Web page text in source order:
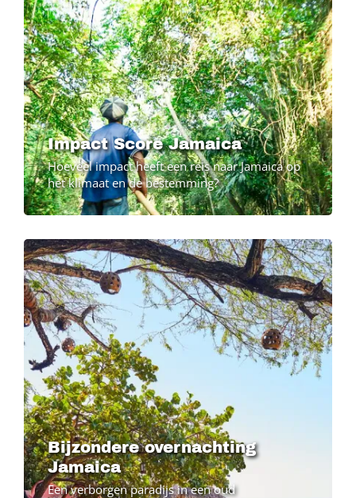
Impact Score Jamaica
Hoeveel impact heeft een reis naar Jamaica op
het klimaat en de bestemming?
Image
Bijzondere overnachting
Jamaica
Een verborgen paradijs in een oud